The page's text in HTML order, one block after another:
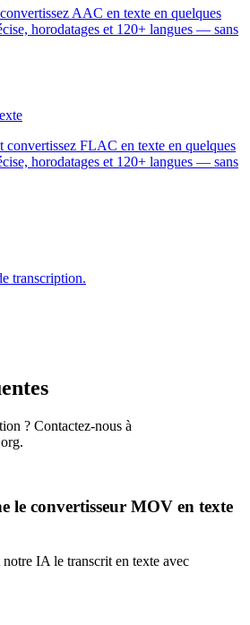
AAC en texte en quelques
horodatages et 120+ langues — sans
FLAC en texte en quelques
horodatages et 120+ langues — sans
transcription.
? Contactez-nous à
.
le convertisseur MOV en texte
IA le transcrit en texte avec